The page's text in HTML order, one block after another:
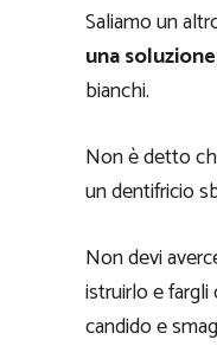
Saliamo un
una
bianchi.
Non è detto
un dentifricio
Non devi
istruirlo e
candido e